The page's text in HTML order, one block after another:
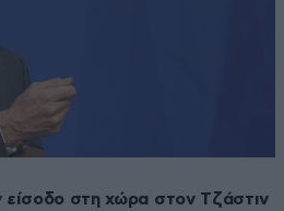
είσοδο στη χώρα στον Τζάστιν